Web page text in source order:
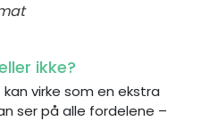
ikke?
virke som en ekstra
ser på alle fordelene –